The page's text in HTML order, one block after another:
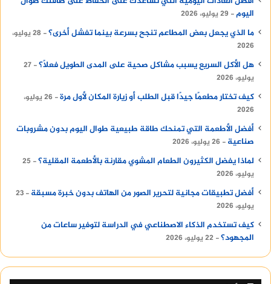
اليوم
29 يوليو، 2026
ما الذي يجعل بعض المطاعم تنجح بسرعة بينما تفشل أخرى؟
28 يوليو،
2026
هل الأكل السريع يسبب مشاكل صحية على المدى الطويل فعلًا؟ 27
يوليو، 2026
كيف تختار مطعمًا جيدًا قبل الطلب أو زيارة المكان لأول مرة
26 يوليو،
2026
أفضل الأطعمة التي تمنحك طاقة طبيعية طوال اليوم بدون مشروبات
صناعية
26 يوليو، 2026
لماذا يفضل الكثيرون الطعام المشوي مقارنة بالأطعمة المقلية؟
25
يوليو، 2026
أفضل تطبيقات مجانية لتحرير الصور من الهاتف بدون خبرة مسبقة
23
يوليو، 2026
كيف تستخدم الذكاء الاصطناعي في الدراسة لتوفير ساعات من
المجهود؟ 22 يوليو، 2026